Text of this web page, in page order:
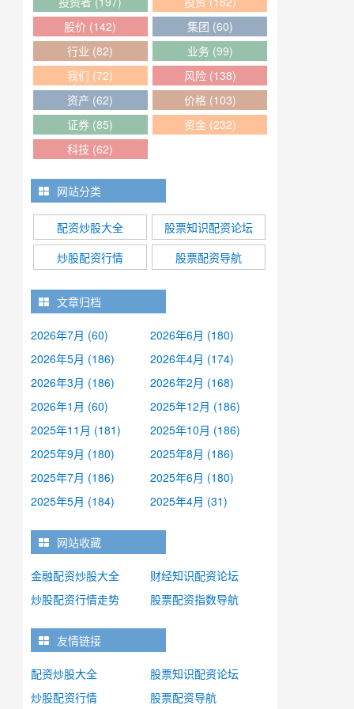
股价 (142) 集团 (60)
行业 (82) 业务 (99)
我们 (72) 风险(138)
资产 (62) 价格(103)
证券 (85) 资金(232)
科技 (62)
网站分类
配资炒股大全
股票知识配资论坛
炒股配资行情
股票配资导航
文章归档
2026年7月 (60)
2026年6月 (180)
2026年5月 (186)
2026年4月 (174)
2026年3月 (186)
2026年2月 (168)
2026年1月 (60)
2025年12月 (186)
2025年11月 (181)
2025年10月 (186)
2025年9月 (180)
2025年8月 (186)
2025年7月 (186)
2025年6月 (180)
2025年5月 (184)
2025年4月 (31)
网站收藏
金融配资炒股大全
财经知识配资论坛
炒股配资行情走势
股票配资指数导航
友情链接
配资炒股大全
股票知识配资论坛
炒股配资行情
股票配资导航